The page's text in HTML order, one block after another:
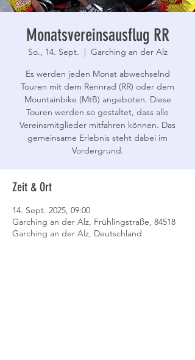
Monatsvereinsausflug RR
So., 14. Sept.
  |
Garching an der Alz
Es werden jeden Monat abwechselnd
Touren mit dem Rennrad (RR) oder dem
Mountainbike (MtB) angeboten. Diese
Touren werden so gestaltet, dass alle
Vereinsmitglieder mitfahren können. Das
gemeinsame Erlebnis steht dabei im
Vordergrund.
Zeit & Ort
14. Sept. 2025, 09:00
Garching an der Alz, Frühlingstraße, 84518
Garching an der Alz, Deutschland